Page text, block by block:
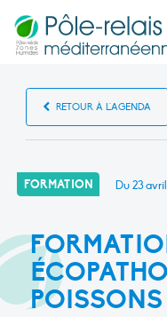
RETOUR À L'AGENDA
FORMATION Du 23
POISSONS